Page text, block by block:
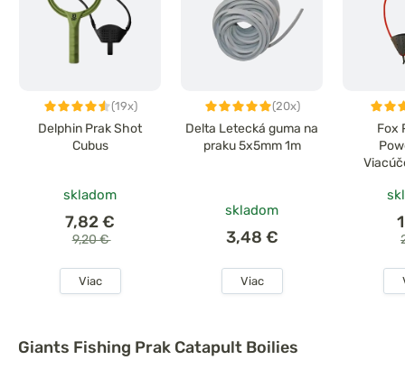
(19x)
Delphin Prak Shot
Cubus
skladom
7,82 €
9,20 €
Viac
(20x)
Delta Letecká guma na
praku 5x5mm 1m
skladom
3,48 €
Viac
Fox
Giants Fishing Prak Catapult Boilies